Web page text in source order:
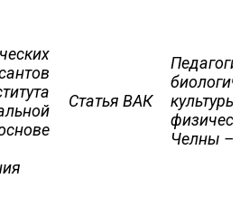
Статья ВАК
Челны –